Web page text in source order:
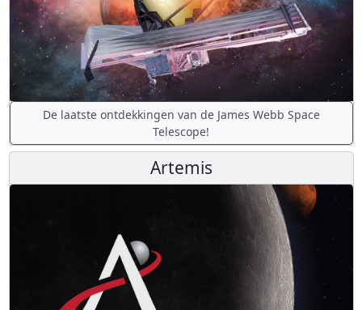
De laatste ontdekkingen van de James Webb Space
Telescope!
Artemis